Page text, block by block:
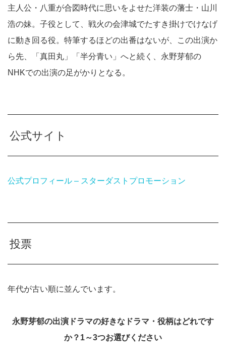
主人公・八重が合図時代に思いをよせた洋装の藩士・山川
浩の妹。子役として、戦火の会津城でたすき掛けでけなげ
に動き回る役。特筆するほどの出番はないが、この出演か
ら先、「真田丸」「半分青い」へと続く、永野芽郁の
NHKでの出演の足がかりとなる。
公式サイト
公式プロフィール – スターダストプロモーション
投票
年代が古い順に並んでいます。
永野芽郁の出演ドラマの好きなドラマ・役柄はどれです
か？1～3つお選びください